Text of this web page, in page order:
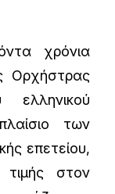
χρόνια
Ορχήστρας
των
επετείου,
στον